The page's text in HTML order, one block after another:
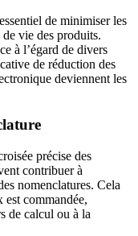
de minimiser les
vie des produits.
à l’égard de divers
de réduction des
deviennent les
précise des
contribuer à
nomenclatures. Cela
est commandée,
de calcul ou à la